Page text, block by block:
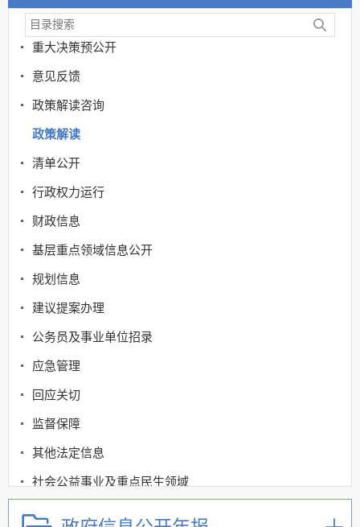
政策
重大决策预公开
意见反馈
政策解读咨询
政策解读
清单公开
行政权力运行
财政信息
基层重点领域信息公开
规划信息
建议提案办理
公务员及事业单位招录
应急管理
回应关切
监督保障
其他法定信息
社会公益事业及重点民生领域